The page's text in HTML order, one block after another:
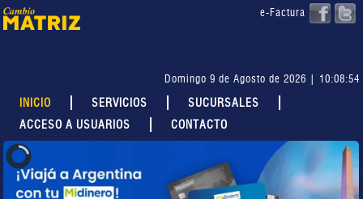
e-Factura
Domingo 9 de Agosto de 2026 | 10:08:54
INICIO SERVICIOS
SUCURSALES
ACCESO A USUARIOS
CONTACTO